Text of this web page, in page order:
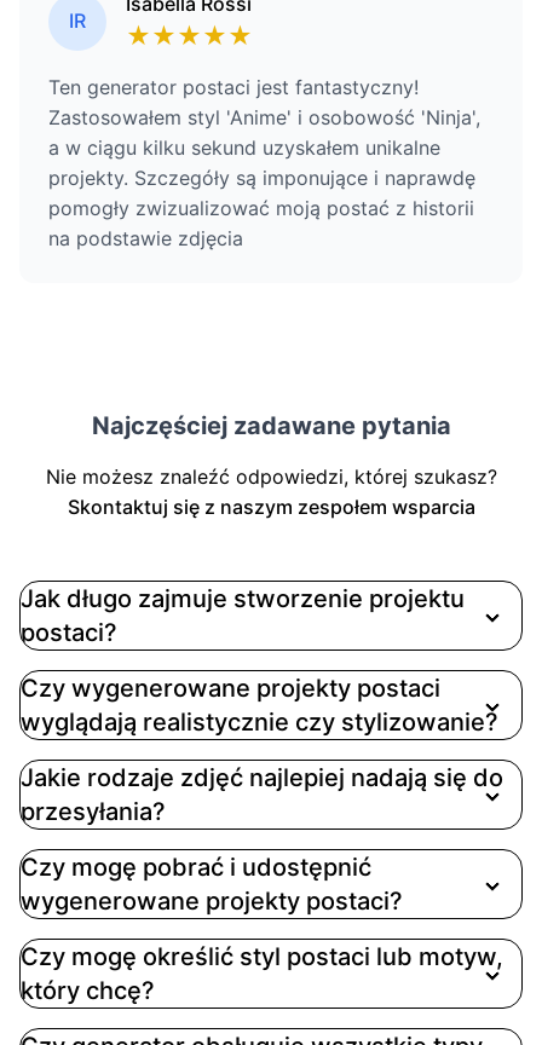
IR
★★★★★
Ten generator postaci jest fantastyczny!
Zastosowałem styl 'Anime' i osobowość 'Ninja',
a w ciągu kilku sekund uzyskałem unikalne
projekty. Szczegóły są imponujące i naprawdę
pomogły zwizualizować moją postać z historii
na podstawie zdjęcia
Najczęściej zadawane pytania
Nie możesz znaleźć odpowiedzi, której szukasz?
Skontaktuj się z naszym zespołem wsparcia
Jak długo zajmuje stworzenie projektu
postaci?
Czy wygenerowane projekty postaci
wyglądają realistycznie czy stylizowanie?
Jakie rodzaje zdjęć najlepiej nadają się do
przesyłania?
Czy mogę pobrać i udostępnić
wygenerowane projekty postaci?
Czy mogę określić styl postaci lub motyw,
który chcę?